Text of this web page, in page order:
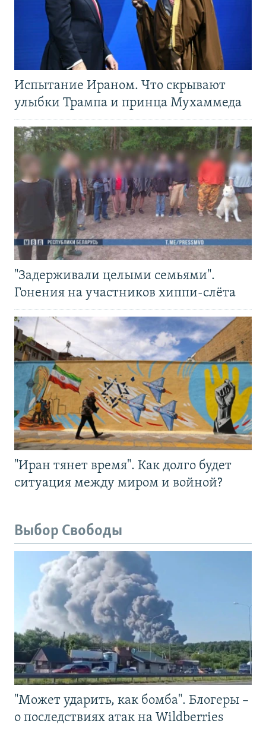
Испытание Ираном. Что скрывают
улыбки Трампа и принца Мухаммеда
"Задерживали целыми семьями".
Гонения на участников хиппи-слёта
"Иран тянет время". Как долго будет
ситуация между миром и войной?
Выбор Свободы
"Может ударить, как бомба". Блогеры –
о последствиях атак на Wildberries